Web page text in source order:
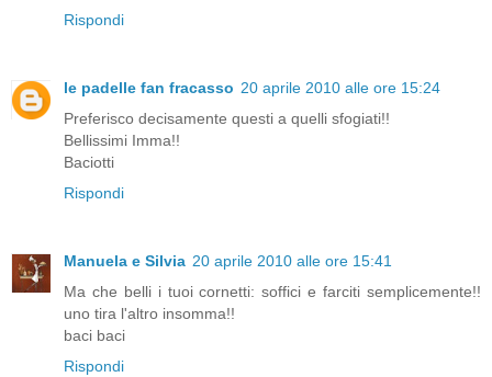
Rispondi
le padelle fan fracasso 20 aprile 2010 alle ore 15:24
Preferisco decisamente questi a quelli sfogiati!!
Bellissimi Imma!!
Baciotti
Rispondi
Manuela e Silvia 20 aprile 2010 alle ore 15:41
Ma che belli i tuoi cornetti: soffici e farciti semplicemente!!
uno tira l'altro insomma!!
baci baci
Rispondi